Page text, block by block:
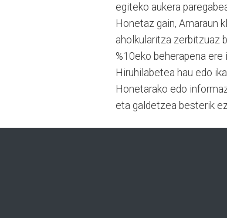
egiteko aukera
Honetaz gain, Amaraun
aholkularitza zerbitzuaz
%10eko beherapena ere
Hiruhilabetea hau edo
Honetarako edo
eta galdetzea besterik